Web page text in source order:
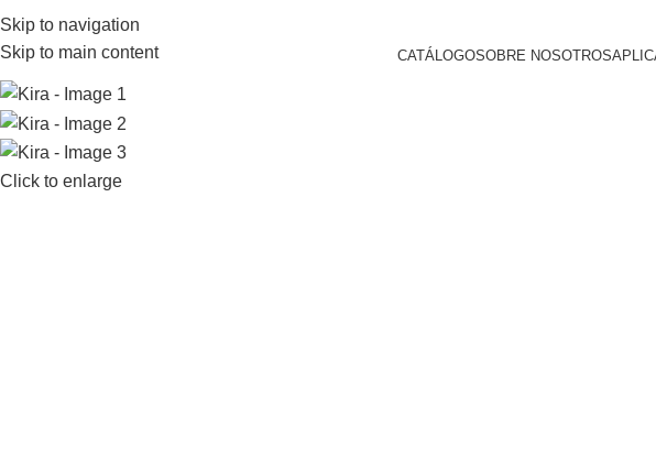
Skip to navigation
Skip to main content
CATÁLOGOSOBRE NOSOTROS
Click to enlarge